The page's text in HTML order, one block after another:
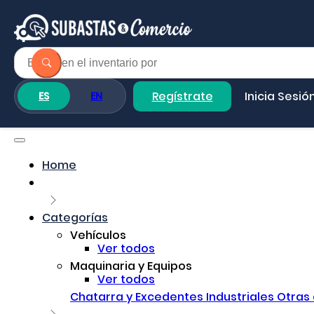
ES EN Regístrate Inicia
Home
Categorías
Vehículos
Ver todos
Maquinaria y Equipos
Ver todos
Chatarra y Excedentes Industriales Otras